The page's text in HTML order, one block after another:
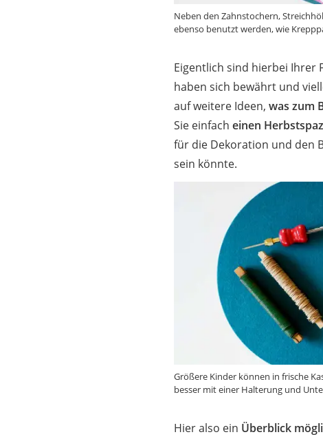
Neben den Zahnstochern,
ebenso benutzt werden, wie
Eigentlich sind hierbei Ihrer
haben sich bewährt und
auf weitere Ideen, was zum
Sie einfach einen
für die Dekoration und den
sein könnte.
Größere Kinder können in frische
besser mit einer Halterung und
Hier also ein Überblick